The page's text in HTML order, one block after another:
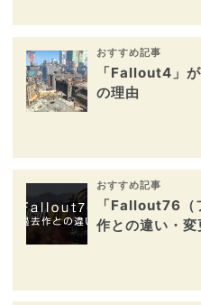
おすすめ記事
「Fallout4」
の理由
おすすめ記事
「Fallout76（
作との違い・